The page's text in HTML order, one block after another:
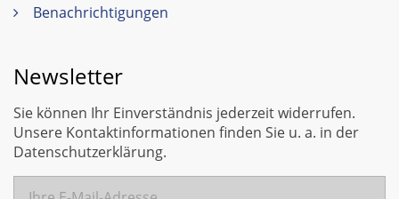
Benachrichtigungen
Newsletter
Sie können Ihr Einverständnis jederzeit widerrufen.
Unsere Kontaktinformationen finden Sie u. a. in der
Datenschutzerklärung.